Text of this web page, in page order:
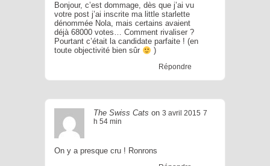
Bonjour, c’est dommage, dès que j’ai vu
votre post j’ai inscrite ma little starlette
dénommée Nola, mais certains avaient
déjà 68000 votes… Comment rivaliser ?
Pourtant c’était la candidate parfaite ! (en
toute objectivité bien sûr
)
Répondre
The Swiss Cats on 3 avril 2015 7
h 54 min
On y a presque cru ! Ronrons